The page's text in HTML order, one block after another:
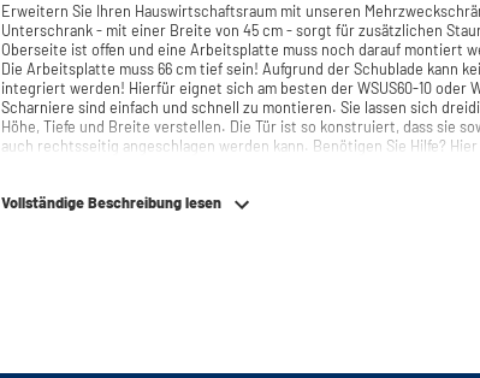
Erweitern Sie Ihren Hauswirtschaftsraum mit unseren
Unterschrank - mit einer Breite von 45 cm - sorgt für zusätzlichen
Oberseite ist offen und eine Arbeitsplatte muss noch darauf montiert werden.
Die Arbeitsplatte muss 66 cm tief sein! Aufgrund der Schublade kann
integriert werden! Hierfür eignet sich am besten der WSUS60-10 oder
Scharniere sind einfach und schnell zu montieren. Sie lassen sich
Höhe, Tiefe und Breite verstellen. Die Tür ist so konstruiert, dass sie
auch rechtsseitig angeschlagen werden kann. Benötigen Sie Hilfe? Hier finden Sie die
können uns auch jederzeit telefonisch oder per Mail erreichen.
Vollständige Beschreibung lesen